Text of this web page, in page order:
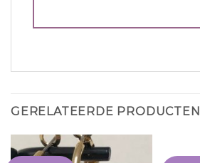
GERELATEERDE PRODUCTEN